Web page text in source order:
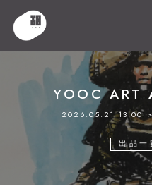
HOME
YOOC ART
2026.05.21 13:00
出品一